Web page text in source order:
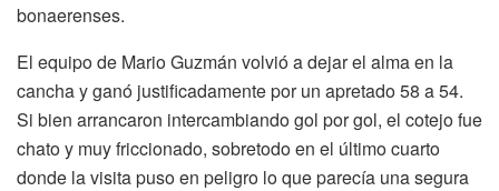
bonaerenses.
El equipo de Mario Guzmán volvió a dejar el alma en la
cancha y ganó justificadamente por un apretado 58 a 54.
Si bien arrancaron intercambiando gol por gol, el cotejo fue
chato y muy friccionado, sobretodo en el último cuarto
donde la visita puso en peligro lo que parecía una segura